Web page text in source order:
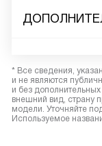
* Все сведения,
и не являются
и без
внешний вид, страну
модели. Уточняйте
Используемое